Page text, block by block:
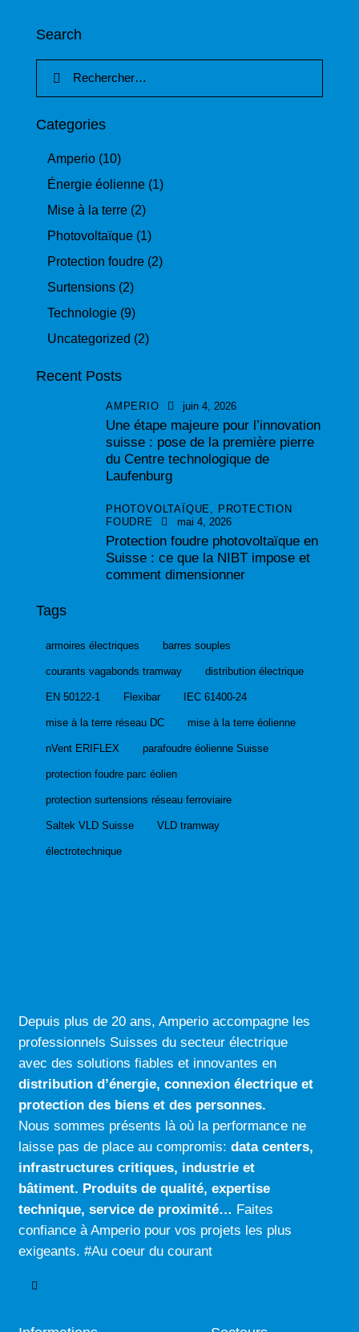
Search
Categories
Amperio (10)
Énergie éolienne (1)
Mise à la terre (2)
Photovoltaïque (1)
Protection foudre (2)
Surtensions (2)
Technologie (9)
Uncategorized (2)
Recent Posts
AMPERIO juin 4, 2026
Une étape majeure pour l’innovation
suisse : pose de la première pierre
du Centre technologique de
Laufenburg
PHOTOVOLTAÏQUE, PROTECTION
FOUDRE
mai 4, 2026
Protection foudre photovoltaïque en
Suisse : ce que la NIBT impose et
comment dimensionner
Tags
armoires électriques barres souples
courants vagabonds tramway distribution électrique
EN 50122-1 Flexibar IEC 61400-24
mise à la terre réseau DC mise à la terre éolienne
nVent ERIFLEX parafoudre éolienne Suisse
protection foudre parc éolien
protection surtensions réseau ferroviaire
Saltek VLD Suisse VLD tramway
électrotechnique
Depuis plus de 20 ans, Amperio accompagne les
professionnels Suisses du secteur électrique
avec des solutions fiables et innovantes en
distribution d’énergie, connexion électriqueet
protection des biens et des personnes.
Nous sommes présents là où la performance ne
laisse pas de place au compromis:data centers,
infrastructures critiques, industrie et
bâtiment. Produits de qualité,expertise
technique,service de proximité… Faites
confiance à Amperio pour vos projets les plus
exigeants. #Au coeur du courant